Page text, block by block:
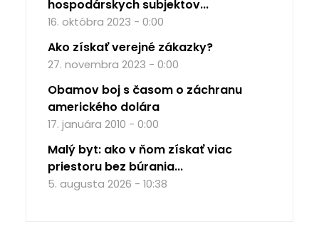
hospodárskych subjektov...
16. októbra 2023 - 0:00
Ako získať verejné zákazky?
27. novembra 2023 - 0:00
Obamov boj s časom o záchranu
amerického dolára
17. januára 2010 - 0:00
Malý byt: ako v ňom získať viac
priestoru bez búrania...
5. augusta 2026 - 10:38